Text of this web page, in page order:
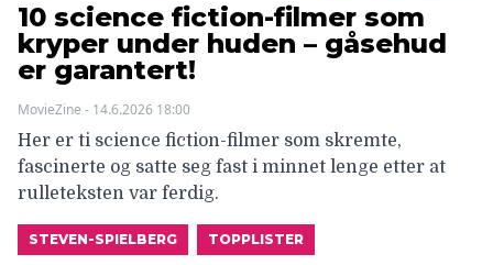
10 science fiction-filmer som
kryper under huden – gåsehud
er garantert!
MovieZine - 14.6.2026 18:00
Her er ti science fiction-filmer som skremte,
fascinerte og satte seg fast i minnet lenge etter at
rulleteksten var ferdig.
STEVEN-SPIELBERG TOPPLISTER